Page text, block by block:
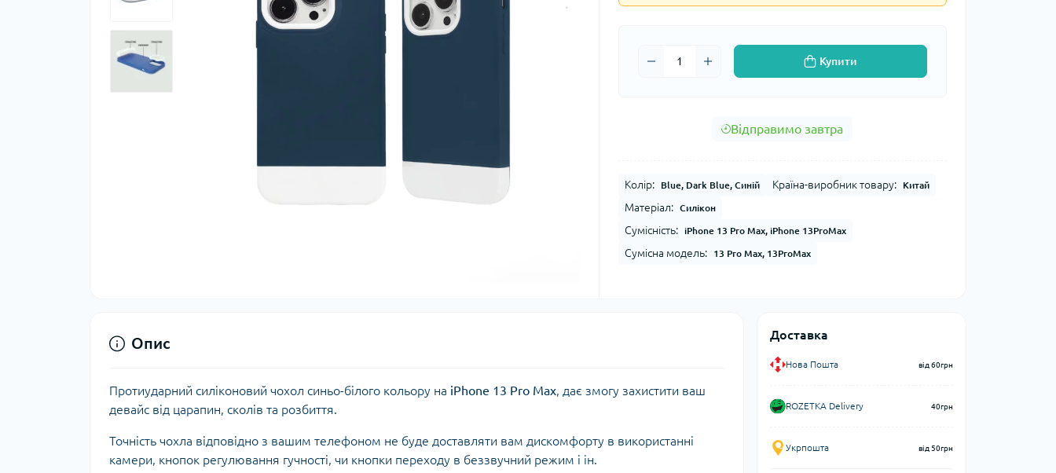
Купити
Відправимо завтра
Колір: Blue, Dark Blue, Синій Країна-виробник товару: Китай
Матеріал: Силікон
Сумісність: iPhone 13 Pro Max, iPhone 13ProMax
Сумісна модель: 13 Pro Max, 13ProMax
Доставка
Нова Пошта від 60грн
ROZETKA Delivery 40грн
Укрпошта від 50грн
Опис
Протиударний силіконовий чохол синьо-білого кольору на iPhone 13 Pro Max, дає змогу захистити ваш
девайс від царапин, сколів та розбиття.
Точність чохла відповідно з вашим телефоном не буде доставляти вам дискомфорту в використанні
камери, кнопок регулювання гучності, чи кнопки переходу в беззвучний режим і ін.